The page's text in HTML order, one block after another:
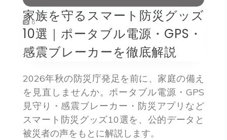
6
家族を守るスマート防災グッズ
10選｜ポータブル電源・GPS・
感震ブレーカーを徹底解説
2026年秋の防災庁発足を前に、家庭の備え
を見直しませんか。ポータブル電源・GPS
見守り・感震ブレーカー・防災アプリなど
スマート防災グッズ10選を、公的データと
被災者の声をもとに解説します。